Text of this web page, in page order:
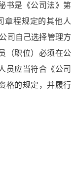
书是《公司法》第
章程规定的其他人
司自己选择管理方
（职位）必须在公
员应当符合《公司
格的规定，并履行